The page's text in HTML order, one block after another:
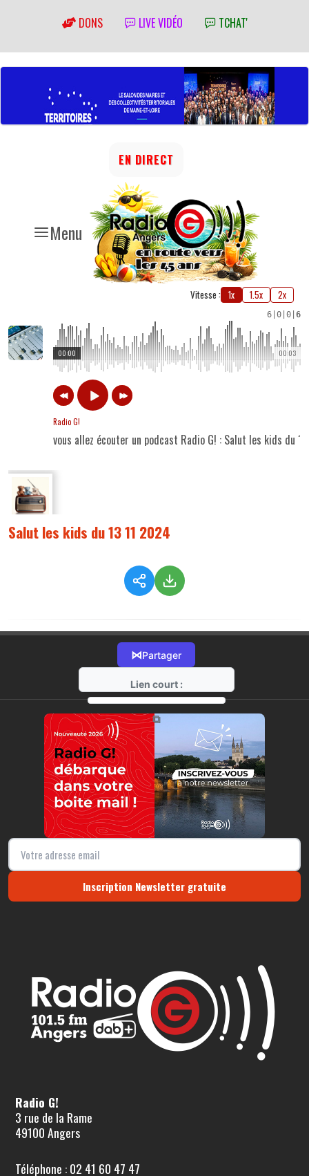
DONS LIVE VIDÉO TCHAT'
Menu
EN DIRECT
Vitesse : 1x 1.5x 2x
6 0 0 6
00:03
00:00
Radio G!
vous allez écouter un podcast Radio G! : Salut les kids du
Salut les kids du 13 11 2024
⋈Partager
Lien court :
https://radio-g.fr?16144
⧉
Inscription Newsletter gratuite
Radio G!
3 rue de la Rame
49100 Angers
Téléphone : 02 41 60 47 47